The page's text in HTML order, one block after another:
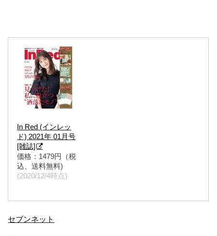
In Red (インレッ
ド) 2021年 01月号
[雑誌]
価格：1479円（税
込、送料無料)
(2020/12/4時点)
セブンネット